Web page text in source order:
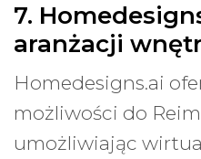
7.
aranżacji
Homedesigns.ai
możliwości do
umożliwiając